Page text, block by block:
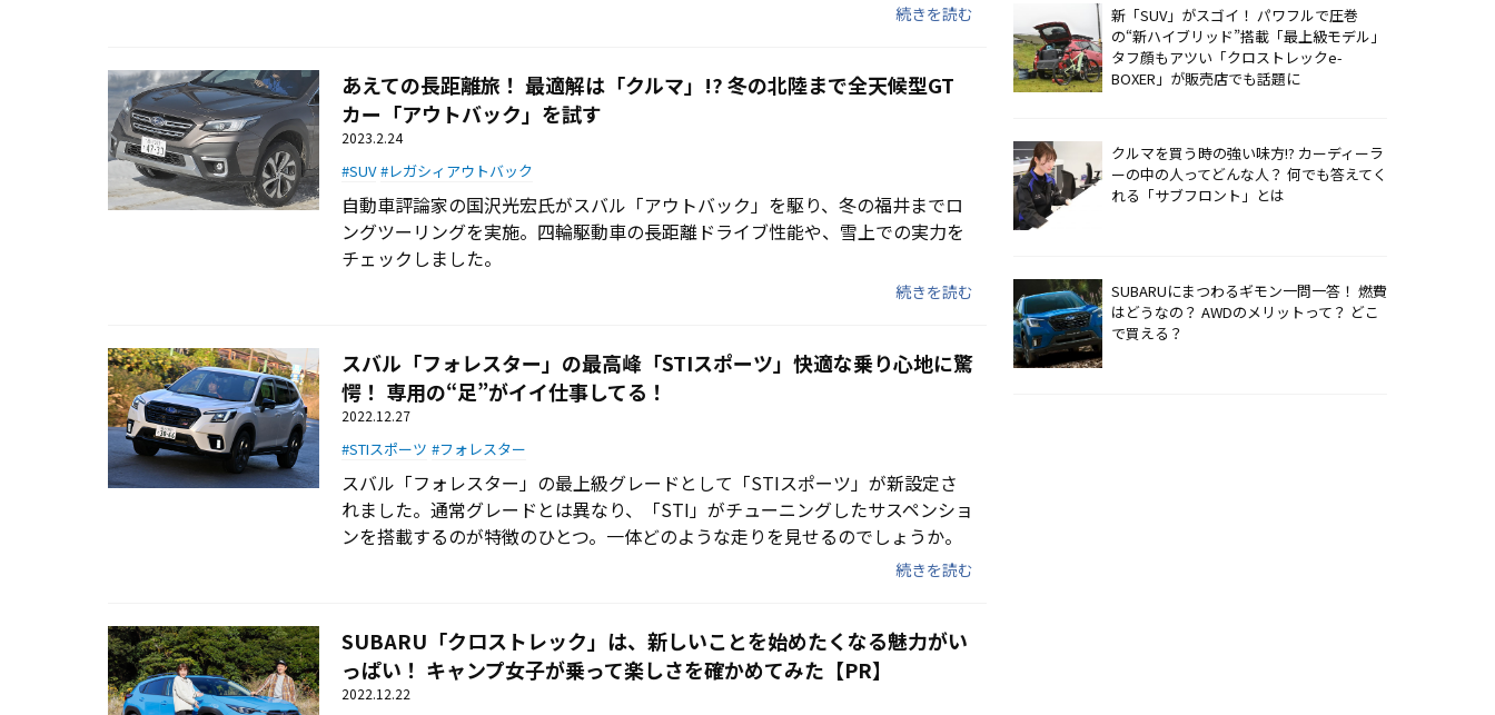
続きを読む
あえての長距離旅！ 最適解は「クルマ」!? 冬の北陸まで全天候型GT
カー「アウトバック」を試す
2023.2.24
SUV レガシィアウトバック
自動車評論家の国沢光宏氏がスバル「アウトバック」を駆り、冬の福井までロ
ングツーリングを実施。四輪駆動車の長距離ドライブ性能や、雪上での実力を
チェックしました。
続きを読む
スバル「フォレスター」の最高峰「STIスポーツ」快適な乗り心地に驚
愕！ 専用の“足”がイイ仕事してる！
2022.12.27
STIスポーツ フォレスター
スバル「フォレスター」の最上級グレードとして「STIスポーツ」が新設定さ
れました。通常グレードとは異なり、「STI」がチューニングしたサスペンショ
ンを搭載するのが特徴のひとつ。一体どのような走りを見せるのでしょうか。
続きを読む
SUBARU「クロストレック」は、新しいことを始めたくなる魅力がい
っぱい！ キャンプ女子が乗って楽しさを確かめてみた【PR】
2022.12.22
新「SUV」がスゴイ！ パワフルで圧巻
の“新ハイブリッド”搭載「最上級モデル」
タフ顔もアツい「クロストレックe-
BOXER」が販売店でも話題に
クルマを買う時の強い味方!? カーディーラ
ーの中の人ってどんな人？ 何でも答えてく
れる「サブフロント」とは
SUBARUにまつわるギモン一問一答！ 燃費
はどうなの？ AWDのメリットって？ どこ
で買える？